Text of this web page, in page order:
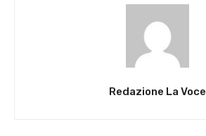
Redazione La Voce